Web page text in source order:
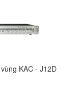
KAC - J12D